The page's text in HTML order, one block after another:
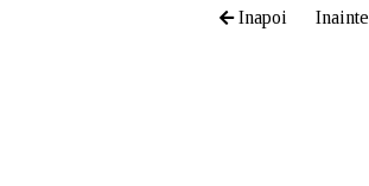
Inapoi Inainte